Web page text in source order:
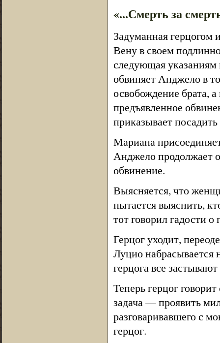
«...Смерть за
Задуманная герцогом
Вену в своем
следующая указаниям
обвиняет Анджело в
освобождение брата,
предъявленное
приказывает
Мариана
Анджело продолжает
обвинение.
Выясняется, что
пытается выяснить,
тот говорил гадости
Герцог уходит,
Луцио набрасывается
герцога все
Теперь герцог
задача — проявить
разговаривавшего с
герцог.